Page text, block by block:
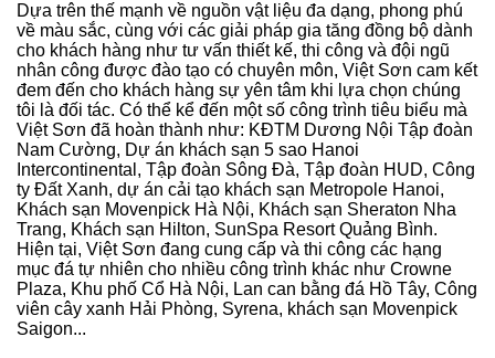
Dựa trên thế mạnh về nguồn vật liệu đa dạng, phong phú
về màu sắc, cùng với các giải pháp gia tăng đồng bộ dành
cho khách hàng như tư vấn thiết kế, thi công và đội ngũ
nhân công được đào tạo có chuyên môn, Việt Sơn cam kết
đem đến cho khách hàng sự yên tâm khi lựa chọn chúng
tôi là đối tác. Có thể kể đến một số công trình tiêu biểu mà
Việt Sơn đã hoàn thành như: KĐTM Dương Nội Tập đoàn
Nam Cường, Dự án khách sạn 5 sao Hanoi
Intercontinental, Tập đoàn Sông Đà, Tập đoàn HUD, Công
ty Đất Xanh, dự án cải tạo khách sạn Metropole Hanoi,
Khách sạn Movenpick Hà Nội, Khách sạn Sheraton Nha
Trang, Khách sạn Hilton, SunSpa Resort Quảng Bình.
Hiện tại, Việt Sơn đang cung cấp và thi công các hạng
mục đá tự nhiên cho nhiều công trình khác như Crowne
Plaza, Khu phố Cổ Hà Nội, Lan can bằng đá Hồ Tây, Công
viên cây xanh Hải Phòng, Syrena, khách sạn Movenpick
Saigon...